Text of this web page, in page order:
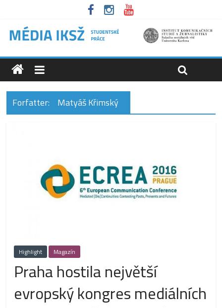
Forfatter: Matyáš Křimský
Highlight Magazín
Praha hostila největší
evropský kongres mediálních